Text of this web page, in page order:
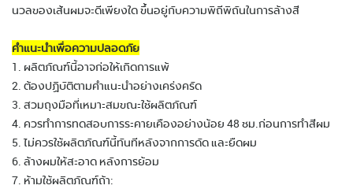
นวลของเส้นผมจะดีเพียงใด ขึ้นอยู่กับความพิถีพิถันในการล้างสี
คำแนะนำเพื่อความปลอดภัย
1. ผลิตภัณฑ์นี้อาจก่อให้เกิดการแพ้
2. ต้องปฏิบัติตามคำแนะนำอย่างเคร่งครัด
3. สวมถุงมือที่เหมาะสมขณะใช้ผลิตภัณฑ์
4. ควรทำการทดสอบการระคายเคืองอย่างน้อย 48 ชม.ก่อนการทำสีผม
5. ไม่ควรใช้ผลิตภัณฑ์นี้ทันทีหลังจากการดัด และยืดผม
6. ล้างผมให้สะอาด หลังการย้อม
7. ห้ามใช้ผลิตภัณฑ์ถ้า: